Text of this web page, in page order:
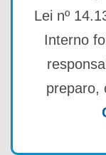
Lei nº
Interno
preparo,